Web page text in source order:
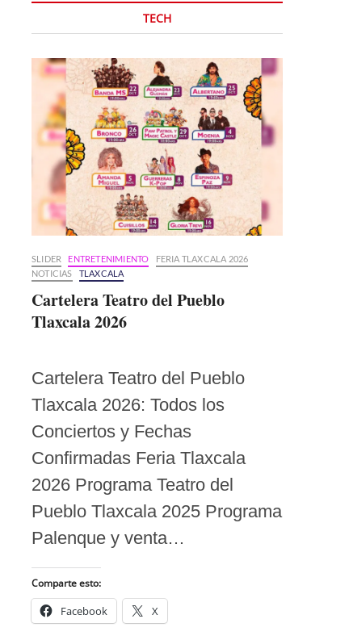
TECH
SLIDER ENTRETENIMIENTO
FERIA TLAXCALA 2026
NOTICIAS
TLAXCALA
Cartelera Teatro del Pueblo
Tlaxcala 2026
Cartelera Teatro del Pueblo
Tlaxcala 2026: Todos los
Conciertos y Fechas
Confirmadas Feria Tlaxcala
2026 Programa Teatro del
Pueblo Tlaxcala 2025 Programa
Palenque y venta…
Comparte esto:
Facebook X